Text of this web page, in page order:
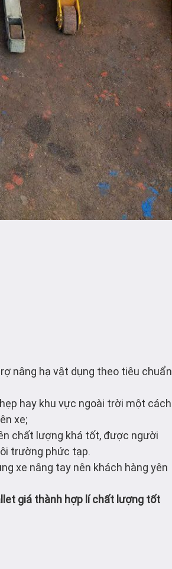
nâng hạ vật dụng theo tiêu chuẩn
hay khu vực ngoài trời một cách
xe;
chất lượng khá tốt, được người
trường phức tạp.
xe nâng tay nên khách hàng yên
giá thành hợp lí chất lượng tốt